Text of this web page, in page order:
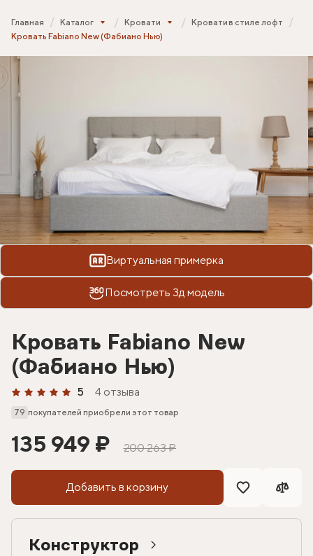
Главная Каталог Кровати
Кровати в стиле лофт
Кровать Fabiano New (Фабиано Нью)
Виртуальная примерка
Посмотреть 3д модель
Кровать Fabiano New
(Фабиано Нью)
5 4 отзыва
79 покупателей приобрели этот товар
135 949 ₽ 200 263 ₽
Добавить в корзину
Конструктор